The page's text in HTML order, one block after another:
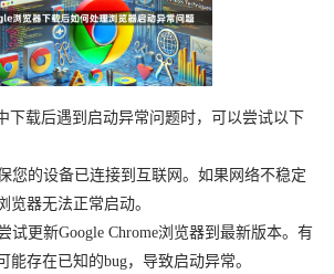
下载后遇到启动异常问题时，可以尝试以下
您的设备已连接到互联网。如果网络不稳定
览器无法正常启动。
试更新Google Chrome浏览器到最新版本。有
能存在已知的bug，导致启动异常。